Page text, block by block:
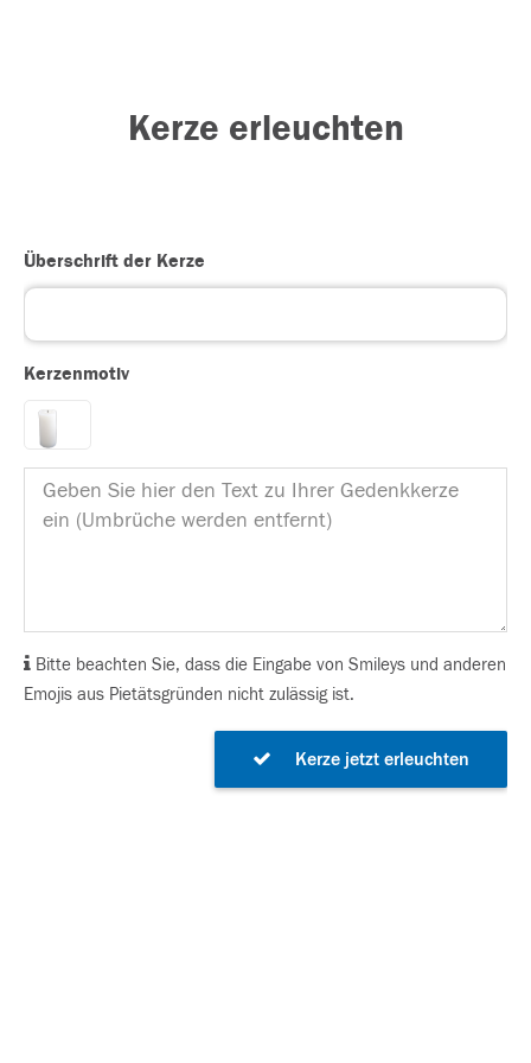
Kerze erleuchten
Überschrift der Kerze
Kerzenmotiv
Bitte beachten Sie, dass die Eingabe von Smileys und anderen
Emojis aus Pietätsgründen nicht zulässig ist.
Kerze jetzt erleuchten